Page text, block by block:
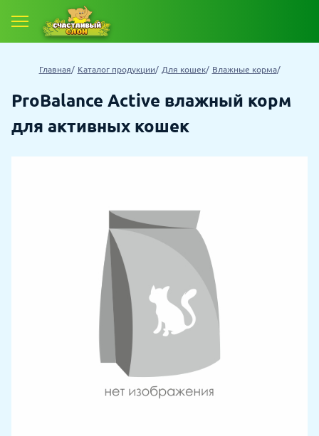
Главная Каталог продукции Для кошек Влажные корма
ProBalance Active влажный корм
для активных кошек